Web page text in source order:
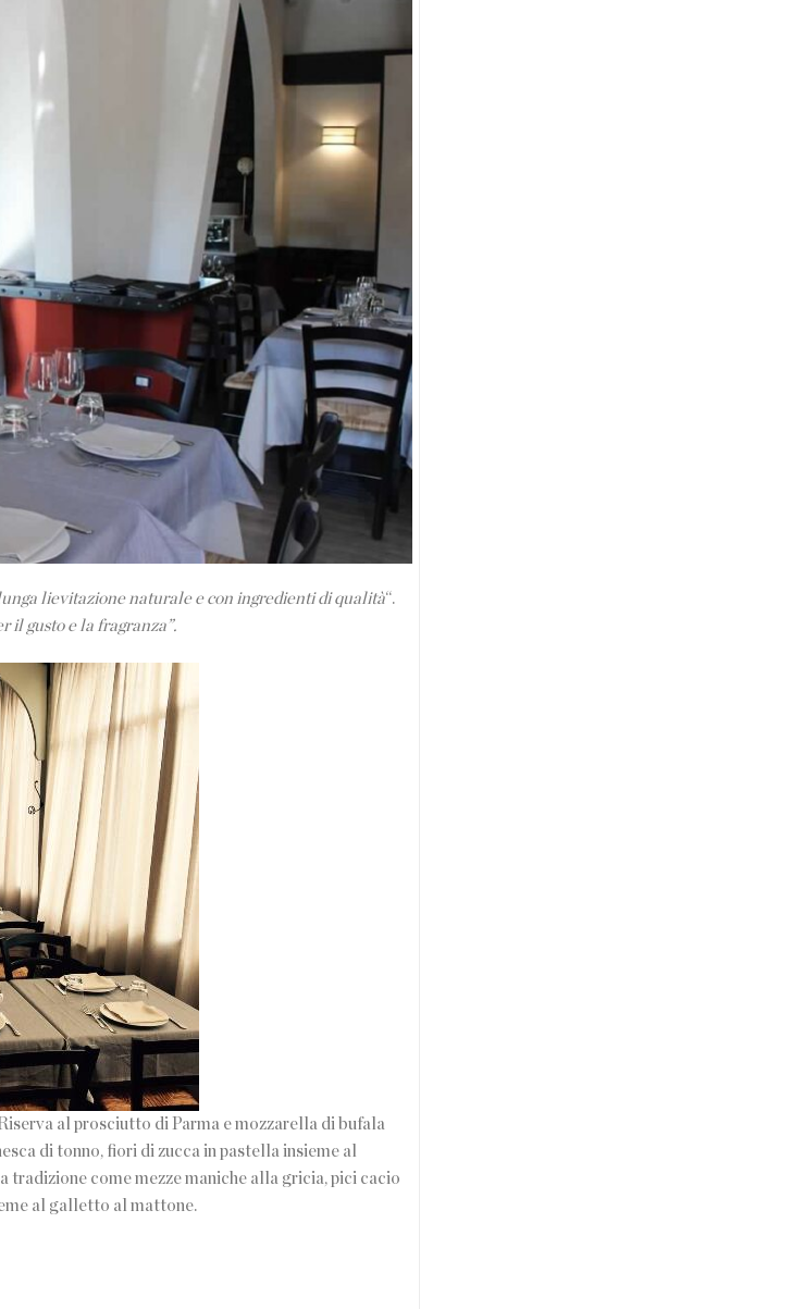
lievitazione naturale e con ingredienti di qualità“.
il gusto e la fragranza”.
al prosciutto di Parma e mozzarella di bufala
di tonno, fiori di zucca in pastella insieme al
tradizione come mezze maniche alla gricia, pici cacio
al galletto al mattone.